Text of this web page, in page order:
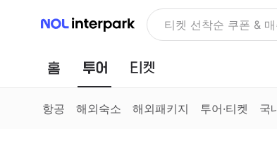
NOL 인터파크 NOLDAY, 최대 70%
홈 투어
항공 해외숙소 해외패키지 투어·티켓 국